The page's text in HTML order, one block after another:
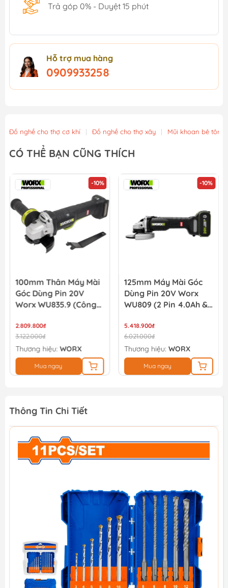
Trả góp 0% - Duyệt 15 phút
Hỗ trợ mua hàng
0909933258
Đồ nghề cho thợ cơ khí | Đồ nghề cho thợ xây | Mũi khoan bê tông
CÓ THỂ BẠN CŨNG THÍCH
-10%
100mm Thân Máy Mài
Góc Dùng Pin 20V
Worx WU835.9 (Công
2.809.800₫
3.122.000₫
Thương hiệu: WORX
Mua ngay
-10%
125mm Máy Mài Góc
Dùng Pin 20V Worx
WU809 (2 Pin 4.0Ah &
5.418.900₫
6.021.000₫
Thương hiệu: WORX
Mua ngay
Thông Tin Chi Tiết